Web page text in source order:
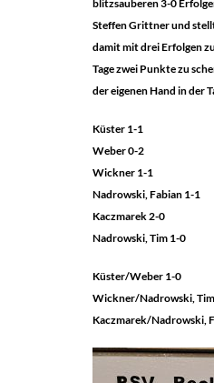
blitzsauberen 3-0
Steffen Grittner und
damit mit drei Erfolgen
Tage zwei Punkte zu
der eigenen Hand in der
Küster 1-1
Weber 0-2
Wickner 1-1
Nadrowski, Fabian 1-1
Kaczmarek 2-0
Nadrowski, Tim 1-0
Küster/Weber 1-0
Wickner/Nadrowski,
Kaczmarek/Nadrowski,